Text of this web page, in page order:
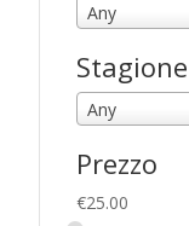
Any
Stagione
Any
Prezzo
€25.00